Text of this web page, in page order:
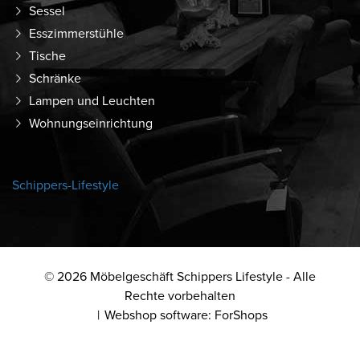
Sessel
Esszimmerstühle
Tische
Schränke
Lampen und Leuchten
Wohnungseinrichtung
Schippers-Lifestyle
© 2026 Möbelgeschäft Schippers Lifestyle - Alle
Rechte vorbehalten
Webshop software: ForShops